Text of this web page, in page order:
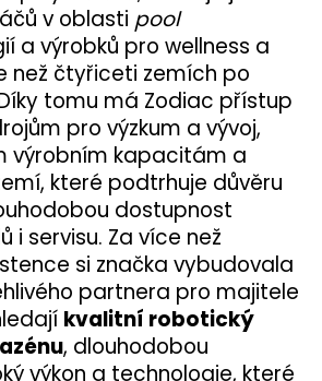
v oblasti pool
a výrobků pro wellness a
než čtyřiceti zemích po
tomu má Zodiac přístup
pro výzkum a vývoj,
výrobním kapacitám a
které podtrhuje důvěru
dostupnost
i servisu. Za více než
si značka vybudovala
partnera pro majitele
kvalitní robotický
, dlouhodobou
výkon a technologie, které